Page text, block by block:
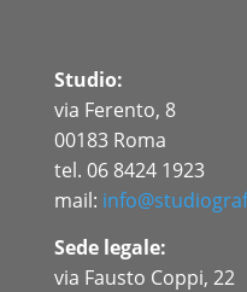
Studio:
via Ferento, 8
00183 Roma
tel. 06 8424 1923
mail:
Sede legale:
via Fausto Coppi, 22